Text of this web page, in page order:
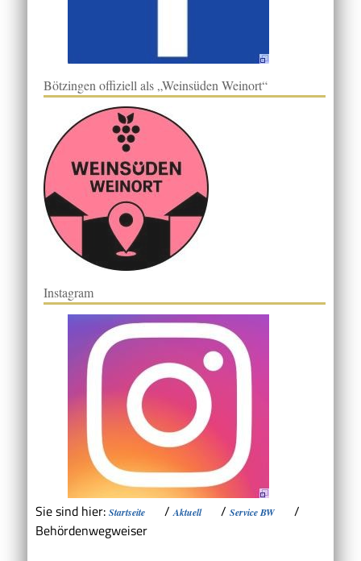
Bötzingen offiziell als „Weinsüden Weinort“
Instagram
Sie sind hier: Startseite /Aktuell / Service BW
/
Behördenwegweiser